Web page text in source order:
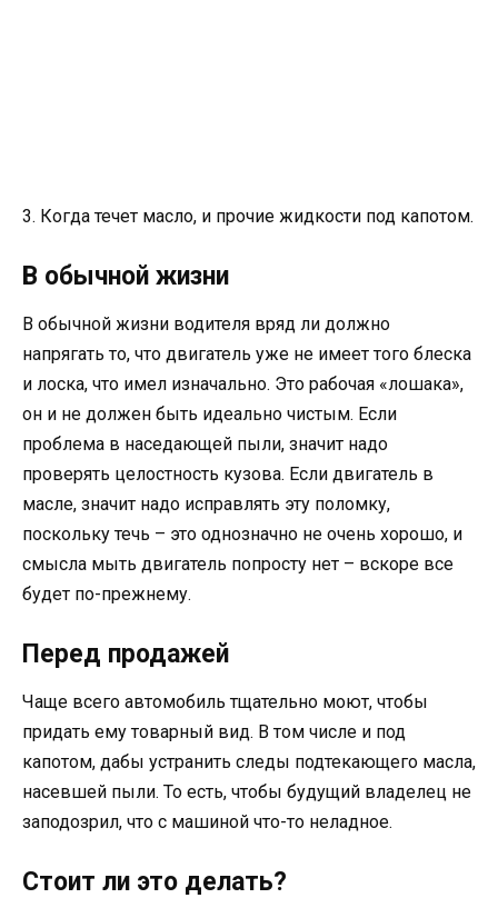
3. Когда течет масло, и прочие жидкости под капотом.
В обычной жизни
В обычной жизни водителя вряд ли должно
напрягать то, что двигатель уже не имеет того блеска
и лоска, что имел изначально. Это рабочая «лошака»,
он и не должен быть идеально чистым. Если
проблема в наседающей пыли, значит надо
проверять целостность кузова. Если двигатель в
масле, значит надо исправлять эту поломку,
поскольку течь – это однозначно не очень хорошо, и
смысла мыть двигатель попросту нет – вскоре все
будет по-прежнему.
Перед продажей
Чаще всего автомобиль тщательно моют, чтобы
придать ему товарный вид. В том числе и под
капотом, дабы устранить следы подтекающего масла,
насевшей пыли. То есть, чтобы будущий владелец не
заподозрил, что с машиной что-то неладное.
Стоит ли это делать?